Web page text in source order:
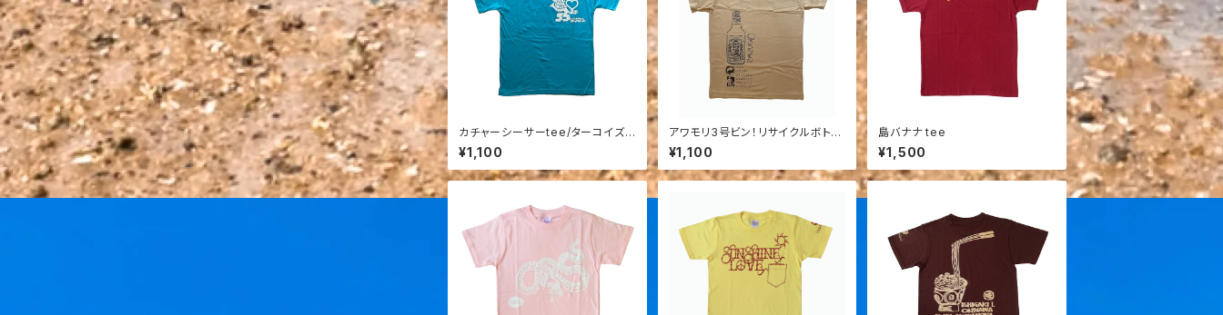
カチャーシーサーtee/ターコイズ1
40
¥1,100
アワモリ3号ビン！リサイクルボトル
tee/ 140,150
¥1,100
島バナナ tee
¥1,500